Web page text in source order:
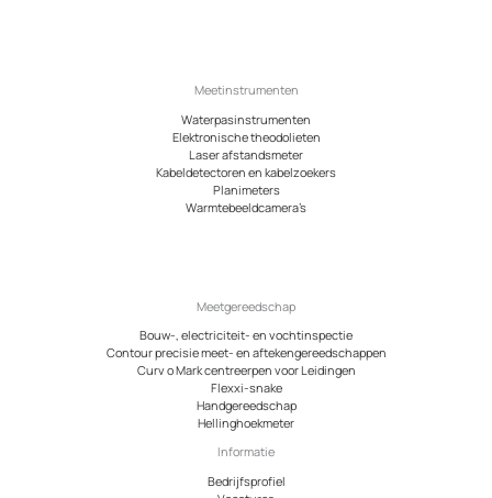
Meetinstrumenten
Waterpasinstrumenten
Elektronische theodolieten
Laser afstandsmeter
Kabeldetectoren en kabelzoekers
Planimeters
Warmtebeeldcamera’s
Meetgereedschap
Bouw-, electriciteit- en vochtinspectie
Contour precisie meet- en aftekengereedschappen
Curv o Mark centreerpen voor Leidingen
Flexxi-snake
Handgereedschap
Hellinghoekmeter
Informatie
Bedrijfsprofiel